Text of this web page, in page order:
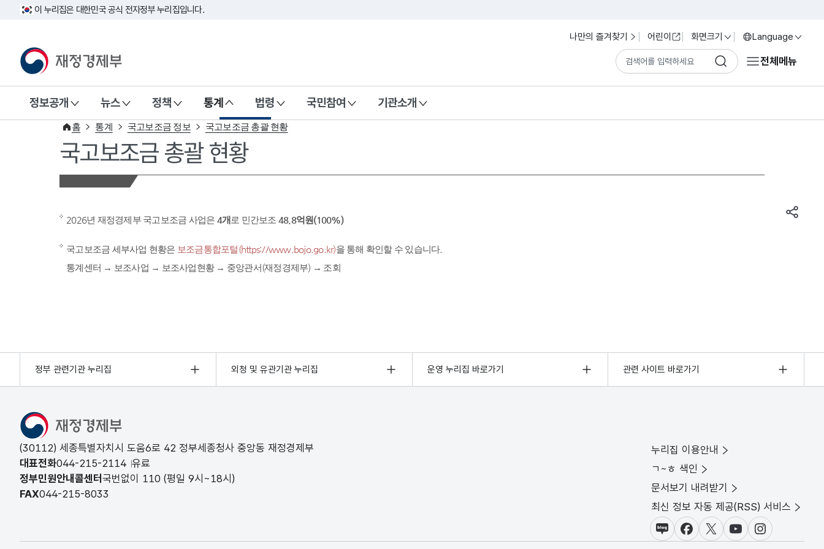
이 누리집은 대한민국 공식 전자정부 누리집입니다.
나만의 즐겨찾기 어린이 화면크기 Language
재정경제부(www.mofe.go.kr) 전체메뉴
정보공개 뉴스 정책 통계 법령 국민참여 기관소개
홈 통계 국고보조금 정보 국고보조금 총괄 현황
국고보조금 총괄 현황
2026년 재정경제부 국고보조금 사업은 4개로 민간보조 48.8억원(100%)
국고보조금 세부사업 현황은 보조금통합포털(https://www.bojo.go.kr)을 통해 확인할 수 있습니다.
통계센터 → 보조사업 → 보조사업현황 → 중앙관서(재정경제부) → 조회
정부 관련기관 누리집 외청 및 유관기관 누리집 운영 누리집 바로가기 관련 사이트 바로가기
(30112) 세종특별자치시 도움6로 42 정부세종청사 중앙동 재정경제부
대표전화044-215-2114 유료
정부민원안내콜센터 국번없이 110 (평일 9시~18시)
FAX044-215-8033
누리집 이용안내
ㄱ~ㅎ 색인
문서보기 내려받기
최신 정보 자동 제공(RSS) 서비스
블로그페이스북X(트위터)
유튜브인스타그램